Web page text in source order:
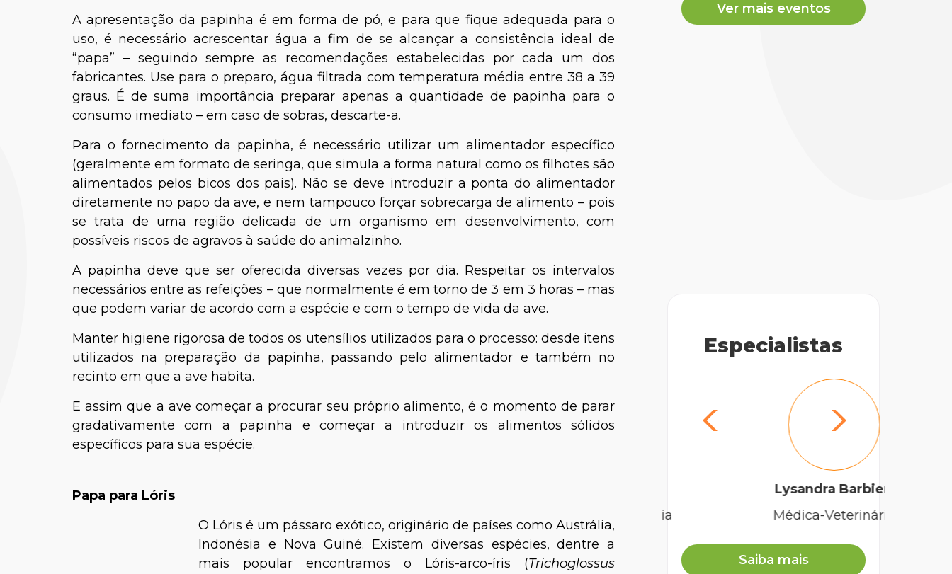
A apresentação da papinha é em forma de pó, e para que fique adequada para o
uso, é necessário acrescentar água a fim de se alcançar a consistência ideal de
“papa” – seguindo sempre as recomendações estabelecidas por cada um dos
fabricantes. Use para o preparo, água filtrada com temperatura média entre 38 a 39
graus. É de suma importância preparar apenas a quantidade de papinha para o
consumo imediato – em caso de sobras, descarte-a.
Para o fornecimento da papinha, é necessário utilizar um alimentador específico
(geralmente em formato de seringa, que simula a forma natural como os filhotes são
alimentados pelos bicos dos pais). Não se deve introduzir a ponta do alimentador
diretamente no papo da ave, e nem tampouco forçar sobrecarga de alimento – pois
se trata de uma região delicada de um organismo em desenvolvimento, com
possíveis riscos de agravos à saúde do animalzinho.
A papinha deve que ser oferecida diversas vezes por dia. Respeitar os intervalos
necessários entre as refeições – que normalmente é em torno de 3 em 3 horas – mas
que podem variar de acordo com a espécie e com o tempo de vida da ave.
Manter higiene rigorosa de todos os utensílios utilizados para o processo: desde itens
utilizados na preparação da papinha, passando pelo alimentador e também no
recinto em que a ave habita.
E assim que a ave começar a procurar seu próprio alimento, é o momento de parar
gradativamente com a papinha e começar a introduzir os alimentos sólidos
específicos para sua espécie.
Papa para Lóris
O Lóris é um pássaro exótico, originário de países como Austrália,
Indonésia e Nova Guiné. Existem diversas espécies, dentre a
mais popular encontramos o Lóris-arco-íris (Trichoglossus
Ver mais eventos
Especialistas
Lysandra Barbieri
Médica-Veterinária
Saiba mais